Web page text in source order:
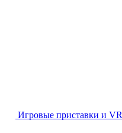
Игровые приставки и VR